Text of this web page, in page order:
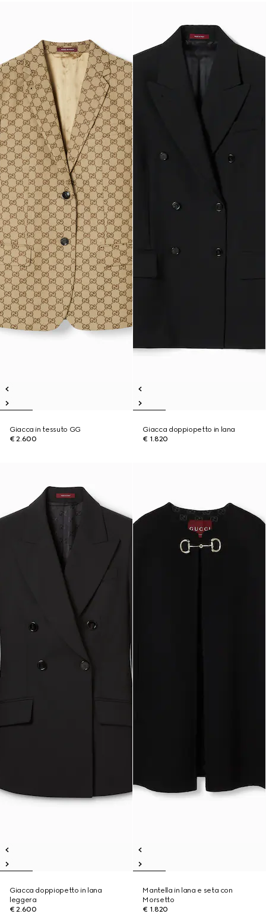
Giacca in tessuto GG
€ 2.600
Giacca doppiopetto in lana
€ 1.820
Giacca doppiopetto in lana
leggera
€ 2.600
Mantella in lana e seta con
Morsetto
€ 1.820